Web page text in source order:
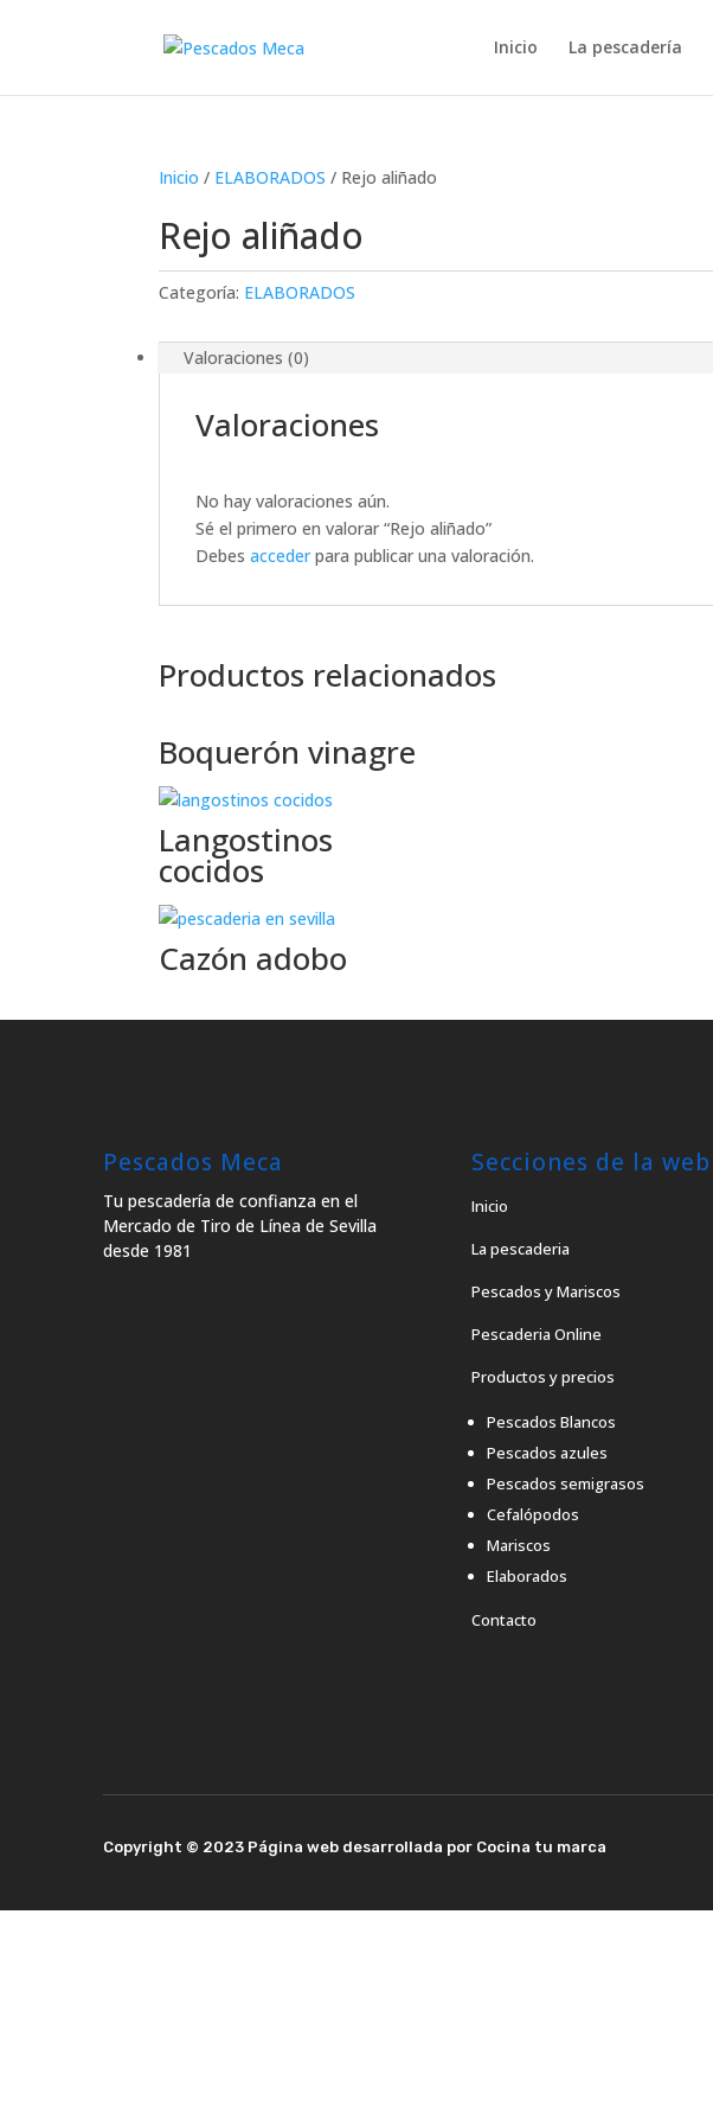
Inicio La pescadería
Inicio / ELABORADOS / Rejo aliñado
Rejo aliñado
Categoría: ELABORADOS
Valoraciones (0)
Valoraciones
No hay valoraciones aún.
Sé el primero en valorar “Rejo aliñado”
Debesaccederpara publicar una valoración.
Productos relacionados
Boquerón vinagre
Langostinos
cocidos
Cazón adobo
Pescados Meca
Tu pescadería de confianza en el
Mercado de Tiro de Línea de Sevilla
desde 1981
Secciones de la web
Inicio
La pescaderia
Pescados y Mariscos
Pescaderia Online
Productos y precios
Pescados Blancos
Pescados azules
Pescados semigrasos
Cefalópodos
Mariscos
Elaborados
Contacto
Copyright © 2023 Página web desarrollada por Cocina tu marca